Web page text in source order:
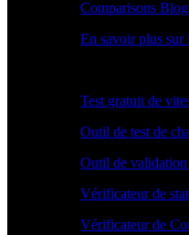
Comparisons Blog
En savoir plus sur
Test gratuit de
Outil de test de
Outil de validation
Vérificateur de
Vérificateur de